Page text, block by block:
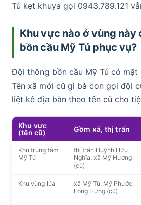
Tú kẹt khuya gọi 0943.789.121
Khu vực nào ở vùng
bồn cầu Mỹ Tú phục vụ?
Đội thông bồn cầu Mỹ Tú có mặt
Tên xã mới cũ gì bà con gọi đội
liệt kê địa bàn theo tên cũ cho
Khu vực
(tên cũ)
Gồm xã, thị trấn
Khu trung tâm
Mỹ Tú
thị trấn Huỳnh Hữu
Nghĩa, xã Mỹ Hương
(cũ)
Khu vùng lúa
xã Mỹ Tú, Mỹ Phước,
Long Hưng (cũ)